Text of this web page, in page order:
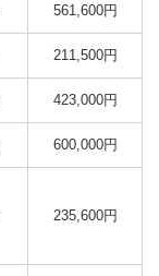
561,600円
211,500円
423,000円
600,000円
235,600円